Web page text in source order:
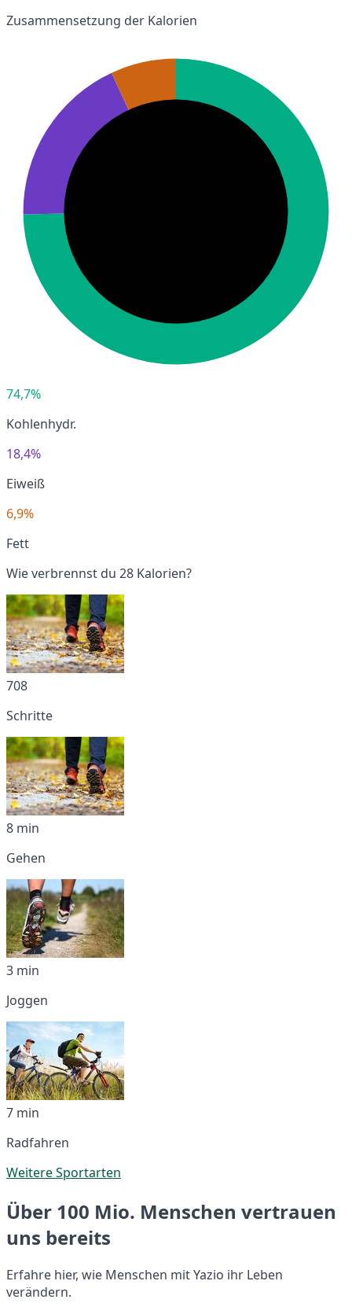
Zusammensetzung der Kalorien
74,7%
Kohlenhydr.
18,4%
Eiweiß
6,9%
Fett
Wie verbrennst du 28 Kalorien?
708
Schritte
8 min
Gehen
3 min
Joggen
7 min
Radfahren
Weitere Sportarten
Über 100 Mio. Menschen vertrauen
uns bereits
Erfahre hier, wie Menschen mit Yazio ihr Leben
verändern.